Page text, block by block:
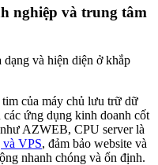
nghiệp và trung tâm
và hiện diện ở khắp
của máy chủ lưu trữ dữ
ứng dụng kinh doanh cốt
AZWEB, CPU server là
VPS, đảm bảo website và
nhanh chóng và ổn định.